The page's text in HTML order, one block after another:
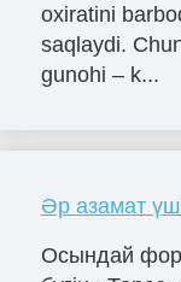
oxiratini
saqlaydi.
gunohi – k...
Әр азамат
Осындай